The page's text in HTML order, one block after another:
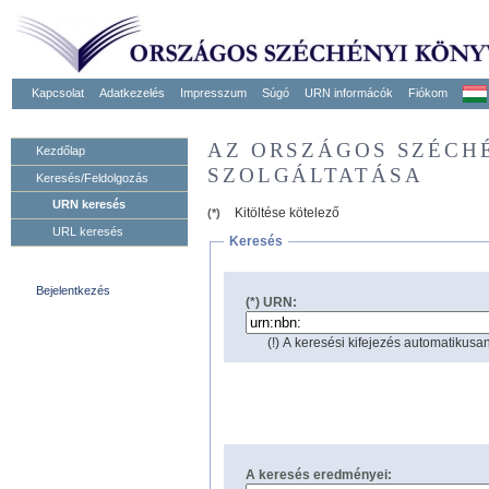
Kapcsolat Adatkezelés Impresszum Súgó URN informácók Fiókom
Kezdőlap
Keresés/Feldolgozás
URN keresés
URL keresés
Bejelentkezés
AZ ORSZÁGOS
SZOLGÁLTATÁSA
(*)
Kitöltése kötelező
Keresés
(*) URN:
(!) A keresési kifejezés
A keresés eredményei: